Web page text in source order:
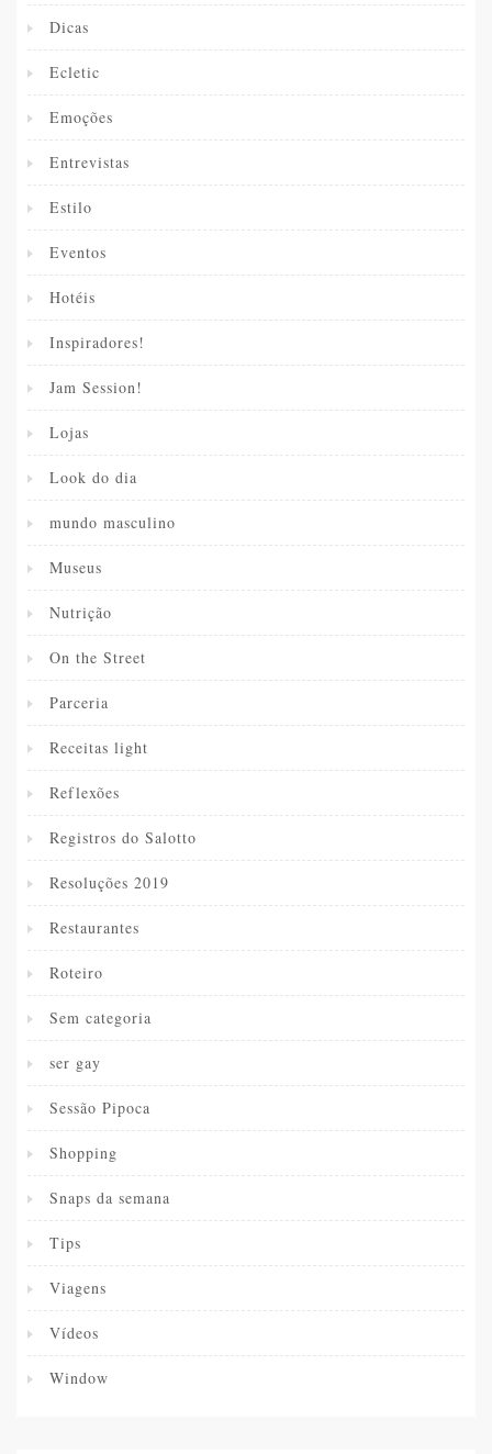
Dicas
Ecletic
Emoções
Entrevistas
Estilo
Eventos
Hotéis
Inspiradores!
Jam Session!
Lojas
Look do dia
mundo masculino
Museus
Nutrição
On the Street
Parceria
Receitas light
Reflexões
Registros do Salotto
Resoluções 2019
Restaurantes
Roteiro
Sem categoria
ser gay
Sessão Pipoca
Shopping
Snaps da semana
Tips
Viagens
Vídeos
Window